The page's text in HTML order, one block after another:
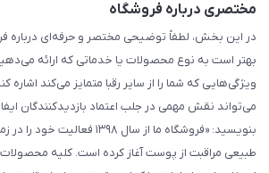
مختصری درباره فروشگاه
در این بخش، لطفاً توضیحی مختصر و حرفه‌ای درباره
بهتر است به نوع محصولات یا خدماتی که ارائه
ویژگی‌هایی که شما را از سایر رقبا متمایز می‌کند اشاره
می‌تواند نقش مهمی در جلب اعتماد بازدیدکنندگان
بنویسید: «فروشگاه ما از سال
طبیعی مراقبت از پوست آغاز کرده است. کلیه